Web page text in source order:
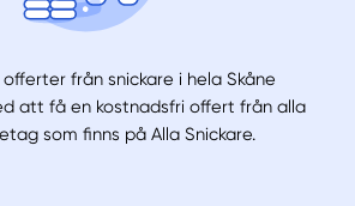
från snickare i hela Skåne
att få en kostnadsfri offert från alla
som finns på Alla Snickare.